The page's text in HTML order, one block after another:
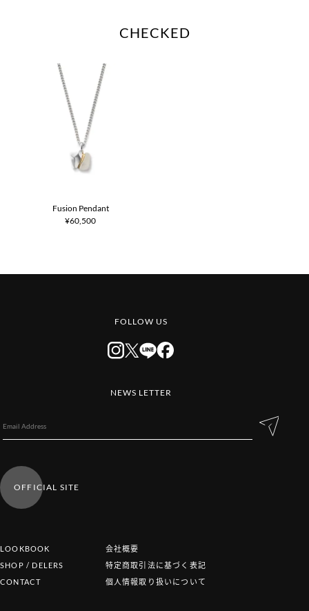
CHECKED
Fusion Pendant
¥60,500
FOLLOW US
NEWS LETTER
OFFICIAL SITE
LOOKBOOK
SHOP / DELERS
CONTACT
会社概要
特定商取引法に基づく表記
個人情報取り扱いについて